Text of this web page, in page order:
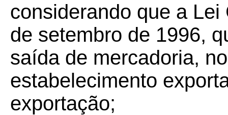
considerando que a Lei
de setembro de 1996,
saída de mercadoria,
estabelecimento
exportação;